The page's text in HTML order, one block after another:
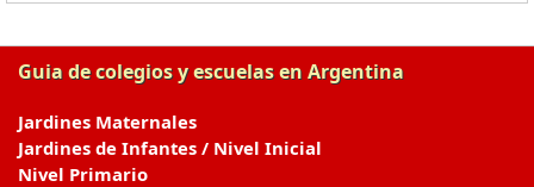
Guia de colegios y escuelas en Argentina
Jardines Maternales
Jardines de Infantes / Nivel Inicial
Nivel Primario